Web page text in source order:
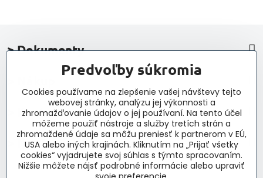
> Dokumenty
> Kontakt a navigácia
> Novinky, články, príspevky
Predvoľby súkromia
Cookies používame na zlepšenie vašej návštevy tejto
webovej stránky, analýzu jej výkonnosti a
zhromažďovanie údajov o jej používaní. Na tento účel
môžeme použiť nástroje a služby tretích strán a
zhromaždené údaje sa môžu preniesť k partnerom v EÚ,
USA alebo iných krajinách. Kliknutím na „Prijať všetky
cookies“ vyjadrujete svoj súhlas s týmto spracovaním.
Nižšie môžete nájsť podrobné informácie alebo upraviť